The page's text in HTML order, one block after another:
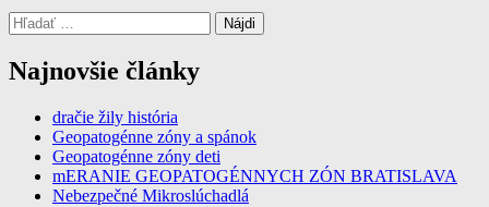
Hľadať:
Najnovšie články
dračie žily história
Geopatogénne zóny a spánok
Geopatogénne zóny deti
mERANIE GEOPATOGÉNNYCH ZÓN BRATISLAVA
Nebezpečné Mikroslúchadlá